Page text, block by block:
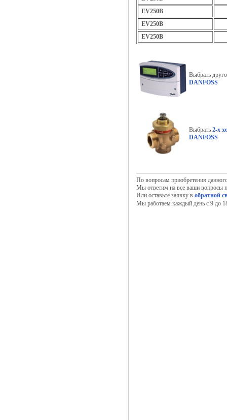
EV250B
EV250B
EV250B
Выбрать
DANFOSS
Выбрать 2-х
DANFOSS
По вопросам приобретения
Мы ответим на все ваши вопросы
Или оставьте заявку в обратной
Мы работаем каждый день с 9 до